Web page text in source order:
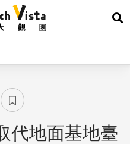
展
代地面基地臺